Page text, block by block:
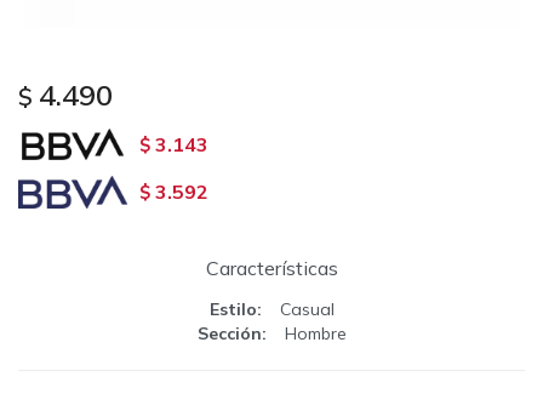
$ 4.490
$ 3.143
$ 3.592
Características
Estilo
Casual
Sección
Hombre